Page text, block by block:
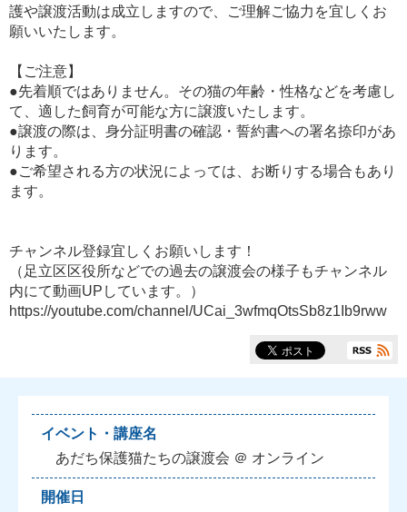
護や譲渡活動は成立しますので、ご理解ご協力を宜しくお
願いいたします。
【ご注意】
●先着順ではありません。その猫の年齢・性格などを考慮し
て、適した飼育が可能な方に譲渡いたします。
●譲渡の際は、身分証明書の確認・誓約書への署名捺印があ
ります。
●ご希望される方の状況によっては、お断りする場合もあり
ます。
チャンネル登録宜しくお願いします！
（足立区区役所などでの過去の譲渡会の様子もチャンネル
内にて動画UPしています。）
https://youtube.com/channel/UCai_3wfmqOtsSb8z1Ib9rww
イベント・講座名
あだち保護猫たちの譲渡会 ＠ オンライン
開催日